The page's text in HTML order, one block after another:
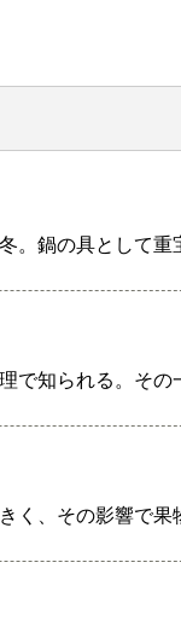
。鍋の具として重
で知られる。その
く、その影響で果